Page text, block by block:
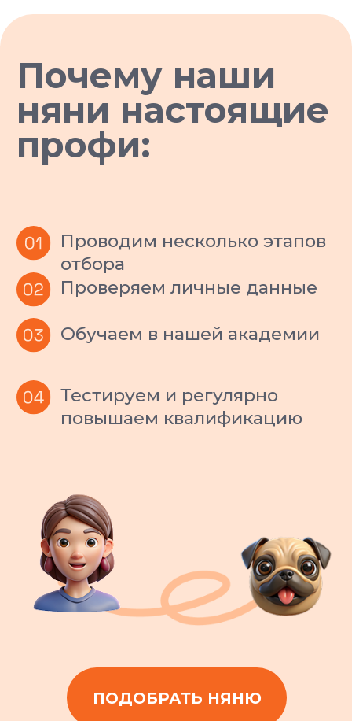
специалиста
Если питомец и ситтер не нашли общий язык, мы
бесплатно и оперативно заменим специалиста.
Вам не придется ничего объяснять и
договариваться — мы решим этот вопрос сами.
Профессиональные
стандарты
Все наши ситтеры проходят обязательное
обучение, инструктаж по безопасности и
используют страховочную амуницию на
каждой прогулке.
Прозрачность и
отчетность
Вы всегда в курсе, как
поживает ваш питомец:
регулярные фото- и
видеоотчеты.
Наши менеджеры заботы на связи
ежедневно с 9 до 23. Ответим на
любой вопрос
в течение 5 минут.